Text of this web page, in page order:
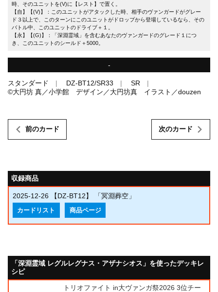
時、そのユニットを(V)に【レスト】で置く。
【自】【(V)】：このユニットがアタックした時、相手のヴァンガードがグレー
ド３以上で、このターンにこのユニットがドロップから登場しているなら、その
バトル中、このユニットのドライブ＋１。
【永】【(G)】：「深淵霊域」を含むあなたのヴァンガードのグレード１につ
き、このユニットのシールド＋5000。
-
スタンダード DZ-BT12/SR33
SR
©大円坊 真／小学館 デザイン／大円坊真 イラスト／douzen
前のカード 次のカード
収録商品
2025-12-26 【DZ-BT12】 「冥淵葬空」
カードリスト 商品ページ
「深淵霊域 レグルレグナス・アザナシオス」を使ったデッキレ
シピ
トリオファイト in大ヴァンガ祭2026 3位チー